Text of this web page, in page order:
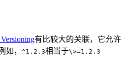
有比较大的关联，它允许
如， ^1.2.3相当于\>=1.2.3